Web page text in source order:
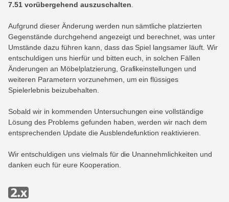
7.51 vorübergehend auszuschalten.
Aufgrund dieser Änderung werden nun sämtliche platzierten
Gegenstände durchgehend angezeigt und berechnet, was unter
Umstände dazu führen kann, dass das Spiel langsamer läuft. Wir
entschuldigen uns hierfür und bitten euch, in solchen Fällen
Änderungen an Möbelplatzierung, Grafikeinstellungen und
weiteren Parametern vorzunehmen, um ein flüssiges
Spielerlebnis beizubehalten.
Sobald wir in kommenden Untersuchungen eine vollständige
Lösung des Problems gefunden haben, werden wir nach dem
entsprechenden Update die Ausblendefunktion reaktivieren.
Wir entschuldigen uns vielmals für die Unannehmlichkeiten und
danken euch für eure Kooperation.